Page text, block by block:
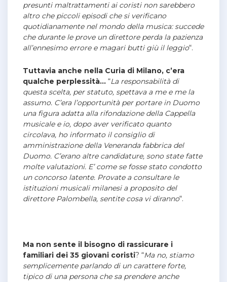
presunti maltrattamenti ai coristi non sarebbero
altro che piccoli episodi che si verificano
quotidianamente nel mondo della musica: succede
che durante le prove un direttore perda la pazienza
all’ennesimo errore e magari butti giù il leggio“.
Tuttavia anche nella Curia di Milano, c’era
qualche perplessità… “La responsabilità di
questa scelta, per statuto, spettava a me e me la
assumo. C’era l’opportunità per portare in Duomo
una figura adatta alla rifondazione della Cappella
musicale e io, dopo aver verificato quanto
circolava, ho informato il consiglio di
amministrazione della Veneranda fabbrica del
Duomo. C’erano altre candidature, sono state fatte
molte valutazioni. E’ come se fosse stato condotto
un concorso latente. Provate a consultare le
istituzioni musicali milanesi a proposito del
direttore Palombella, sentite cosa vi diranno“.
Ma non sente il bisogno di rassicurare i
familiari dei 35 giovani coristi? “Ma no, stiamo
semplicemente parlando di un carattere forte,
tipico di una persona che sa prendere anche